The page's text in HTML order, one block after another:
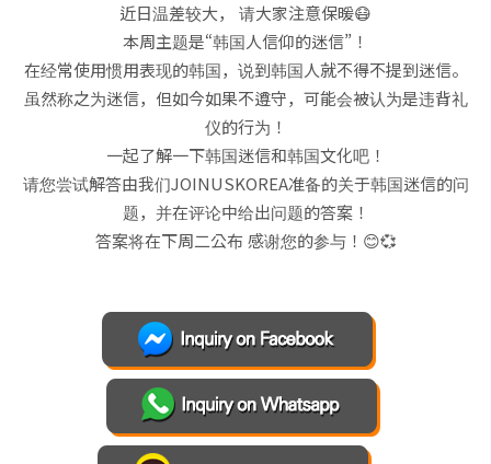
近日温差较大， 请大家注意保暖😷
本周主题是“韩国人信仰的迷信”！
在经常使用惯用表现的韩国，说到韩国人就不得不提到迷信。
虽然称之为迷信，但如今如果不遵守，可能会被认为是违背礼
仪的行为！
一起了解一下韩国迷信和韩国文化吧！
请您尝试解答由我们JOINUSKOREA准备的关于韩国迷信的问
题，并在评论中给出问题的答案！
答案将在下周二公布 感谢您的参与！ 😊💞